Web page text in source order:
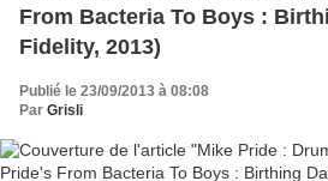
From Bacteria To Boys :
Fidelity, 2013)
Publié le 23/09/2013 à 08:08
Par Grisli